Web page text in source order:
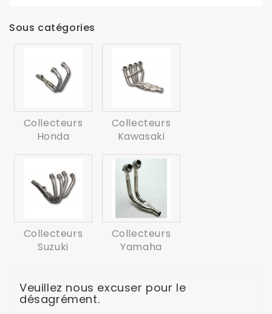
Sous catégories
Collecteurs
Honda
Collecteurs
Kawasaki
Collecteurs
Suzuki
Collecteurs
Yamaha
Veuillez nous excuser pour le
désagrément.